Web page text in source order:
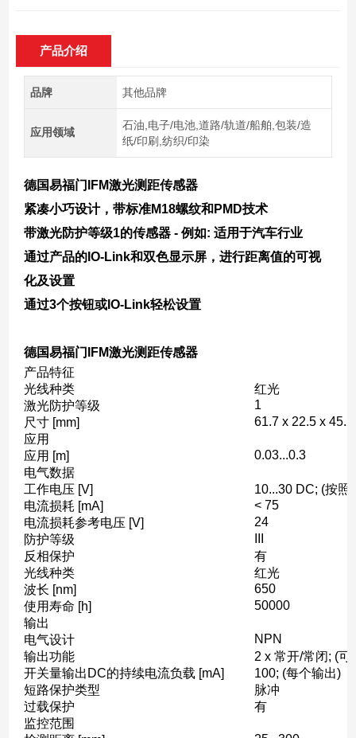
产品介绍
品牌 其他品牌
应用领域
石油,电子/电池,道路/轨道/船舶,包装/造
纸/印刷,纺织/印染
德国易福门IFM激光测距传感器
紧凑小巧设计，带标准M18螺纹和PMD技术
带激光防护等级1的传感器 - 例如: 适用于汽车行业
通过产品的IO-Link和双色显示屏，进行距离值的可视
化及设置
通过3个按钮或IO-Link轻松设置​
德国易福门IFM激光测距传感器
产品特征
光线种类
红光
激光防护等级
1
尺寸 [mm]
61.7 x 22.5 x 45.2
应用
应用 [m]
0.03...0.3
电气数据
工作电压 [V]
10...30 DC; (按
电流损耗 [mA]
< 75
电流损耗参考电压 [V]
24
防护等级
反相保护
有
光线种类
红光
波长 [nm]
650
使用寿命 [h]
50000
输出
电气设计
NPN
输出功能
2 x 常开/常闭; (可
开关量输出DC的持续电流负载 [mA]
100; (每个输出)
短路保护类型
脉冲
过载保护
有
监控范围